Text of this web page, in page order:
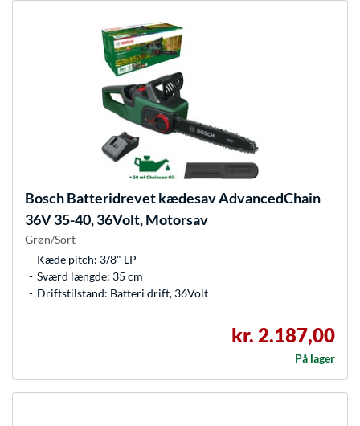
BoschBatteridrevet kædesav AdvancedChain
36V 35-40, 36Volt, Motorsav
Grøn/Sort
Kæde pitch: 3/8" LP
Sværd længde: 35 cm
Driftstilstand: Batteri drift, 36Volt
kr. 2.187,00
På lager